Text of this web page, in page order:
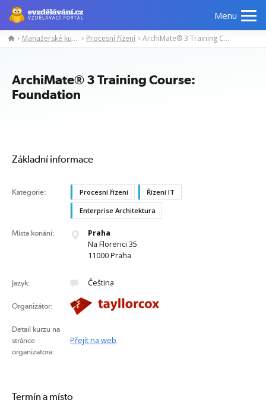
Menu
Manažerské
Odborné
Počítačové
Manažerské kurzy Procesní řízení ArchiMate® 3 Training Course: Foundation
ArchiMate® 3 Training Course:
Foundation
Základní informace
Kategorie: Procesní řízení Řízení IT
Enterprise Architektura
Místa konání:
Praha
Na Florenci 35
11000 Praha
Jazyk: Čeština
Organizátor:
Detail kurzu na
stránce
organizatora:
Přejít na web
Termín a místo